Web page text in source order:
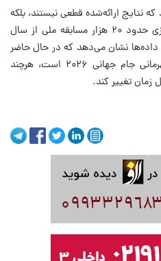
نتایج ارائه‌شده قطعی نیستند، بلکه
بر پایه مدل‌سازی آماری و شبیه‌سازی حدود ۲۰ هزار مسابقه ملی از سال
داده‌ها نشان می‌دهد که در حال حاضر
اسپانیا محتمل‌ترین گزینه برای قهرمانی جام جهانی ۲۰۲۶ است، هرچند
زمان تغییر کند.